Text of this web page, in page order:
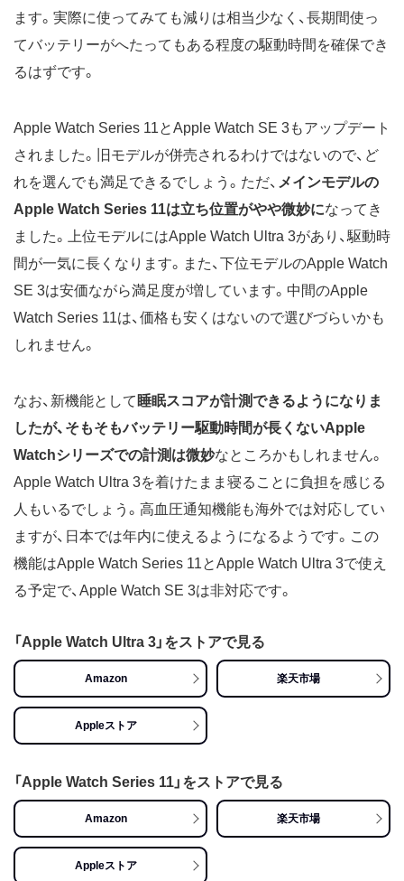
ます。実際に使ってみても減りは相当少なく、長期間使っ
てバッテリーがへたってもある程度の駆動時間を確保でき
るはずです。
Apple Watch Series 11とApple Watch SE 3もアップデート
されました。旧モデルが併売されるわけではないので、ど
れを選んでも満足できるでしょう。ただ、 メインモデルの
Apple Watch Series 11は立ち位置がやや微妙になってき
ました。上位モデルにはApple Watch Ultra 3があり、駆動時
間が一気に長くなります。また、下位モデルのApple Watch
SE 3は安価ながら満足度が増しています。中間のApple
Watch Series 11は、価格も安くはないので選びづらいかも
しれません。
なお、新機能として 睡眠スコアが計測できるようになりま
したが、そもそもバッテリー駆動時間が長くないApple
Watchシリーズでの計測は微妙なところかもしれません。
Apple Watch Ultra 3を着けたまま寝ることに負担を感じる
人もいるでしょう。高血圧通知機能も海外では対応してい
ますが、日本では年内に使えるようになるようです。この
機能はApple Watch Series 11とApple Watch Ultra 3で使え
る予定で、Apple Watch SE 3は非対応です。
「Apple Watch Ultra 3」をストアで見る
Amazon 楽天市場
Appleストア
「Apple Watch Series 11」をストアで見る
Amazon 楽天市場
Appleストア